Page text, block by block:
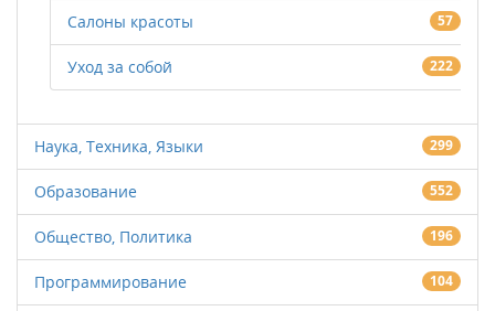
Салоны красоты 57
Уход за собой 222
Наука, Техника, Языки 299
Образование 552
Общество, Политика 196
Программирование 104